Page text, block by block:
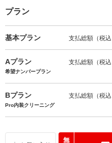
プラン
基本プラン 支払総額（税込
Aプラン 支払総額（税込
希望ナンバープラン
Bプラン 支払総額（税込
Pro内装クリーニング
無